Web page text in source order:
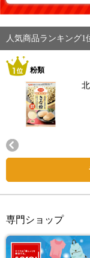
人気商品ランキング1
粉類
専門ショップ